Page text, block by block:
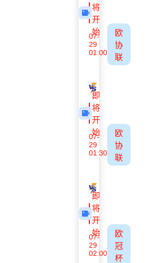
将
开
始
07-
29
01:00
欧
协
联
阿波罗利马索尔
即
将
开
始
07-
29
01:30
欧
协
联
索菲亚1948
即
将
开
始
07-
29
02:00
欧
冠
杯